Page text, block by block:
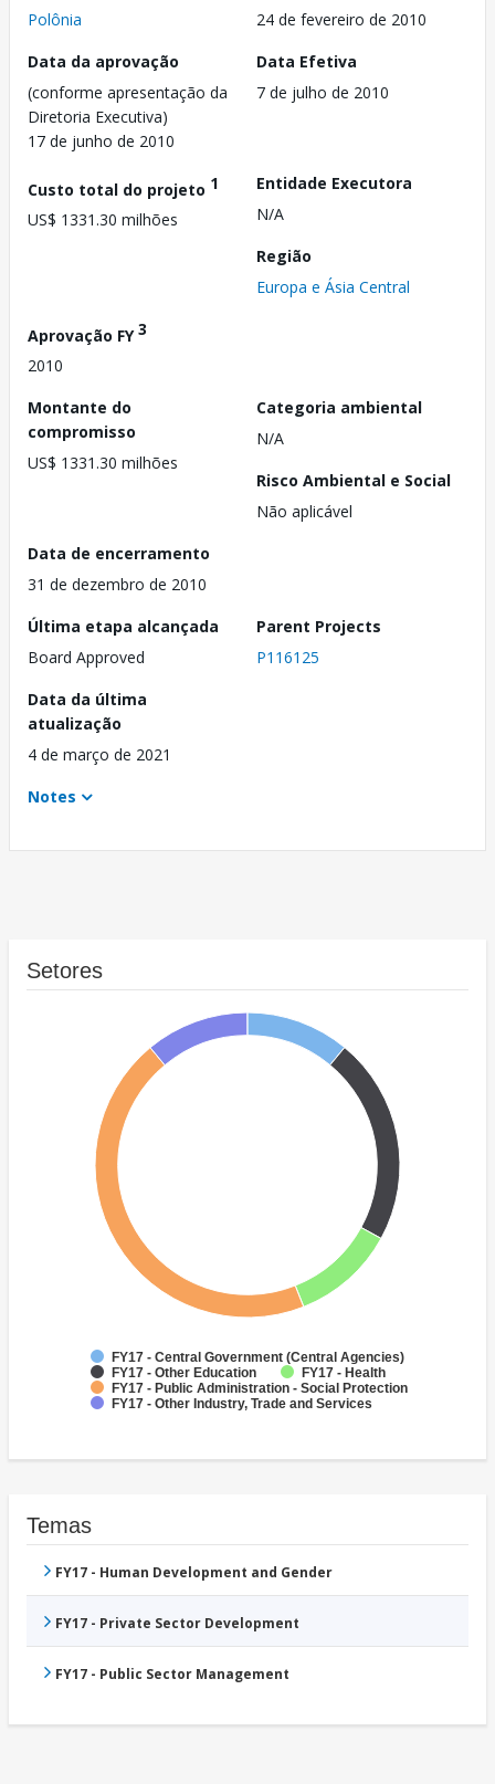
Polônia
24 de fevereiro de 2010
Data da aprovação
(conforme apresentação da
Diretoria Executiva)
17 de junho de 2010
Data Efetiva
7 de julho de 2010
Custo total do projeto 1
US$ 1331.30 milhões
Entidade Executora
N/A
Região
Europa e Ásia Central
Aprovação FY3
2010
Montante do
compromisso
US$ 1331.30 milhões
Categoria ambiental
N/A
Risco Ambiental e Social
Não aplicável
Data de encerramento
31 de dezembro de 2010
Última etapa alcançada
Board Approved
Parent Projects
P116125
Data da última
atualização
4 de março de 2021
Notes
Setores
FY17 - Central Government (Central Agencies)
FY17 - Other Education
FY17 - Health
FY17 - Public Administration - Social Protection
FY17 - Other Industry, Trade and Services
Temas
FY17 - Human Development and Gender
FY17 - Private Sector Development
FY17 - Public Sector Management